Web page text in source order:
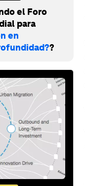
el Foro
para
en
?